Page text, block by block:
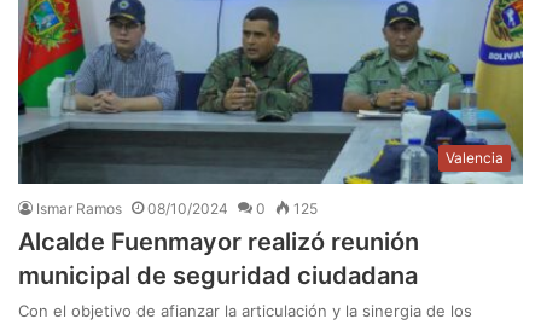
Valencia
Ismar Ramos 08/10/2024 0 125
Alcalde Fuenmayor realizó reunión
municipal de seguridad ciudadana
Con el objetivo de afianzar la articulación y la sinergia de los